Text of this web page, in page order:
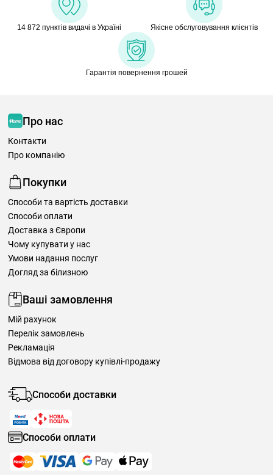
14 872 пунктів видачі в Україні Якісне обслуговування клієнтів
Гарантія повернення грошей
Про нас
Контакти
Про компанію
Покупки
Способи та вартість доставки
Способи оплати
Доставка з Європи
Чому купувати у нас
Умови надання послуг
Догляд за білизною
Ваші замовлення
Мій рахунок
Перелік замовлень
Рекламація
Відмова від договору купівлі-продажу
Способи доставки
Способи оплати